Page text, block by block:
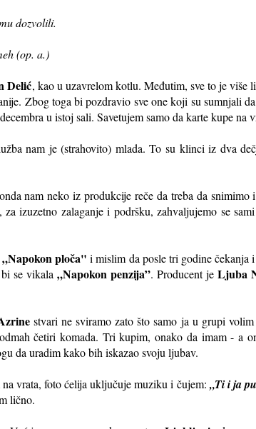
dozvolili.
(op. a.)
Delić, kao u uzavrelom kotlu. Međutim, sve to je više
Zbog toga bi pozdravio sve one koji su sumnjali
u istoj sali. Savetujem samo da karte kupe na
nam je (strahovito) mlada. To su klinci iz dva
nam neko iz produkcije reče da treba da snimimo
izuzetno zalaganje i podršku, zahvaljujemo se
„Napokon ploča" i mislim da posle tri godine čekanja
se vikala „Napokon penzija”. Producent je Ljuba
stvari ne sviramo zato što samo ja u grupi
četiri komada. Tri kupim, onako da imam - a
da uradim kako bih iskazao svoju ljubav.
vrata, foto ćelija uključuje muziku i čujem: „Ti i ja
lično.